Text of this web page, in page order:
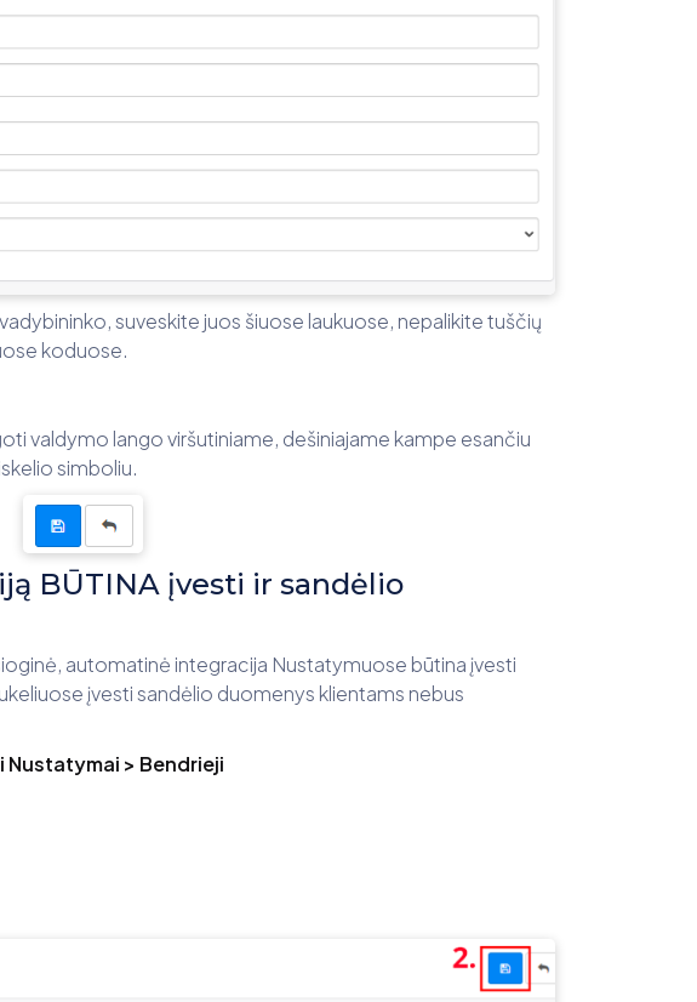
suveskite juos šiuose laukuose, nepalikite tuščių
koduose.
valdymo lango viršutiniame, dešiniajame kampe esančiu
simboliu.
BŪTINA įvesti ir sandėlio
automatinė integracija Nustatymuose būtina įvesti
įvesti sandėlio duomenys klientams nebus
Nustatymai > Bendrieji